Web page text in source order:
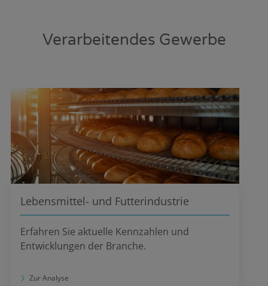
Verarbeitendes Gewerbe
Lebensmittel- und Futterindustrie
Erfahren Sie aktuelle Kennzahlen und
Entwicklungen der Branche.
Zur Analyse